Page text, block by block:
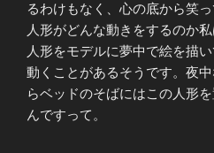
るわけもなく、心の底から笑
人形がどんな動きをするのか
人形をモデルに夢中で絵を描
動くことがあるそうです。夜
らベッドのそばにはこの人形
んですって。